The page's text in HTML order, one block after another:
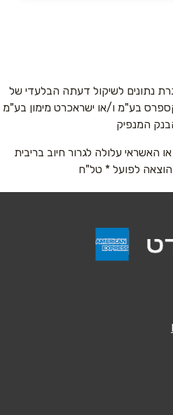
נתונים לשיקול דעתה הבלעדי של
בע"מ ו/או ישראכרט מימון בע"מ
המנפיק
האשראי עלולה לגרור חיוב בריבית
הוצאה לפועל * טל"ח